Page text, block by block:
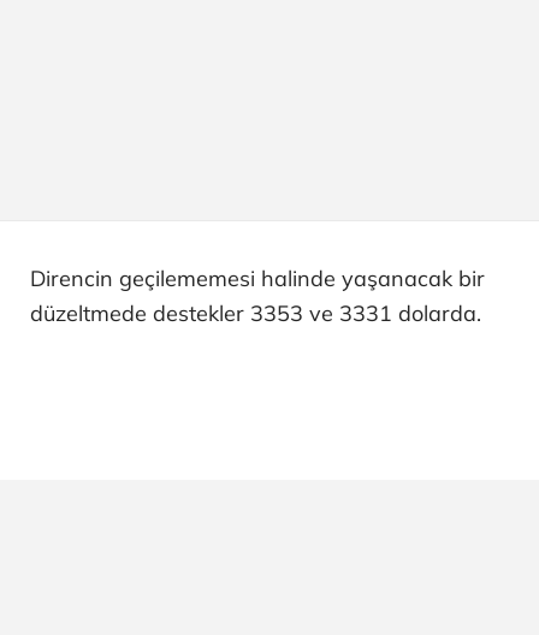
Direncin geçilememesi halinde yaşanacak bir
düzeltmede destekler 3353 ve 3331 dolarda.